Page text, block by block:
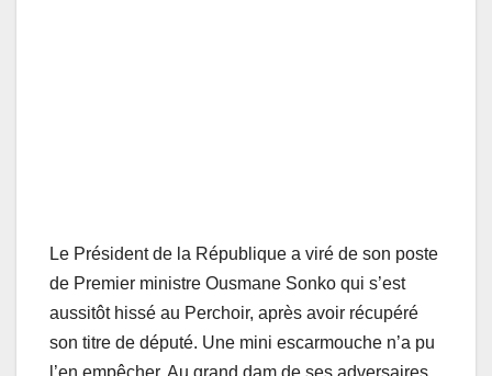
Le Président de la République a viré de son poste
de Premier ministre Ousmane Sonko qui s’est
aussitôt hissé au Perchoir, après avoir récupéré
son titre de député. Une mini escarmouche n’a pu
l’en empêcher. Au grand dam de ses adversaires.